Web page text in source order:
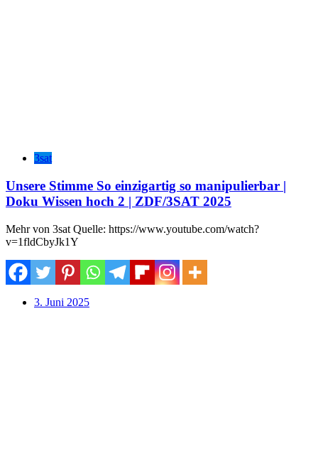
3sat
Unsere Stimme So einzigartig so manipulierbar |
Doku Wissen hoch 2 | ZDF/3SAT 2025
Mehr von 3sat Quelle: https://www.youtube.com/watch?
v=1fldCbyJk1Y
3. Juni 2025